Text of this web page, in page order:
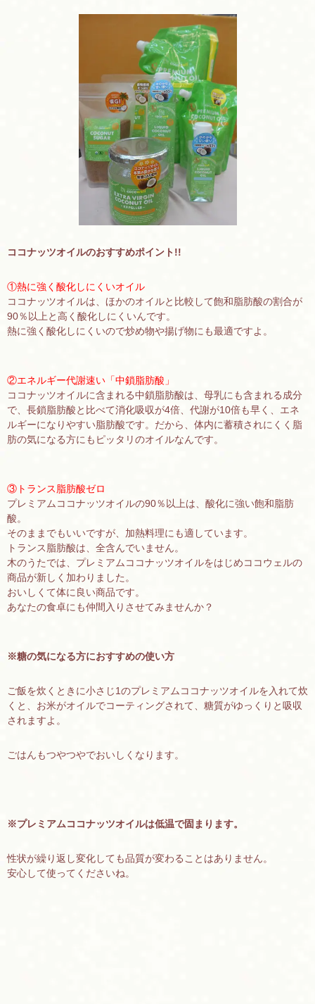
ココナッツオイルのおすすめポイント!!
①熱に強く酸化しにくいオイル
ココナッツオイルは、ほかのオイルと比較して飽和脂肪酸の割合が
90％以上と高く酸化しにくいんです。
熱に強く酸化しにくいので炒め物や揚げ物にも最適ですよ。
②エネルギー代謝速い「中鎖脂肪酸」
ココナッツオイルに含まれる中鎖脂肪酸は、母乳にも含まれる成分
で、長鎖脂肪酸と比べて消化吸収が4倍、代謝が10倍も早く、エネ
ルギーになりやすい脂肪酸です。だから、体内に蓄積されにくく脂
肪の気になる方にもピッタリのオイルなんです。
③トランス脂肪酸ゼロ
プレミアムココナッツオイルの90％以上は、酸化に強い飽和脂肪
酸。
そのままでもいいですが、加熱料理にも適しています。
トランス脂肪酸は、全含んでいません。
木のうたでは、プレミアムココナッツオイルをはじめココウェルの
商品が新しく加わりました。
おいしくて体に良い商品です。
あなたの食卓にも仲間入りさせてみませんか？
※糖の気になる方におすすめの使い方
ご飯を炊くときに小さじ1のプレミアムココナッツオイルを入れて炊
くと、お米がオイルでコーティングされて、糖質がゆっくりと吸収
されますよ。
ごはんもつやつやでおいしくなります。
※プレミアムココナッツオイルは低温で固まります。
性状が繰り返し変化しても品質が変わることはありません。
安心して使ってくださいね。